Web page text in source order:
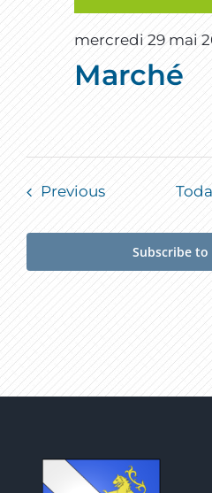
mercredi 29 mai
Marché
PreviousEvents
Subscribe to